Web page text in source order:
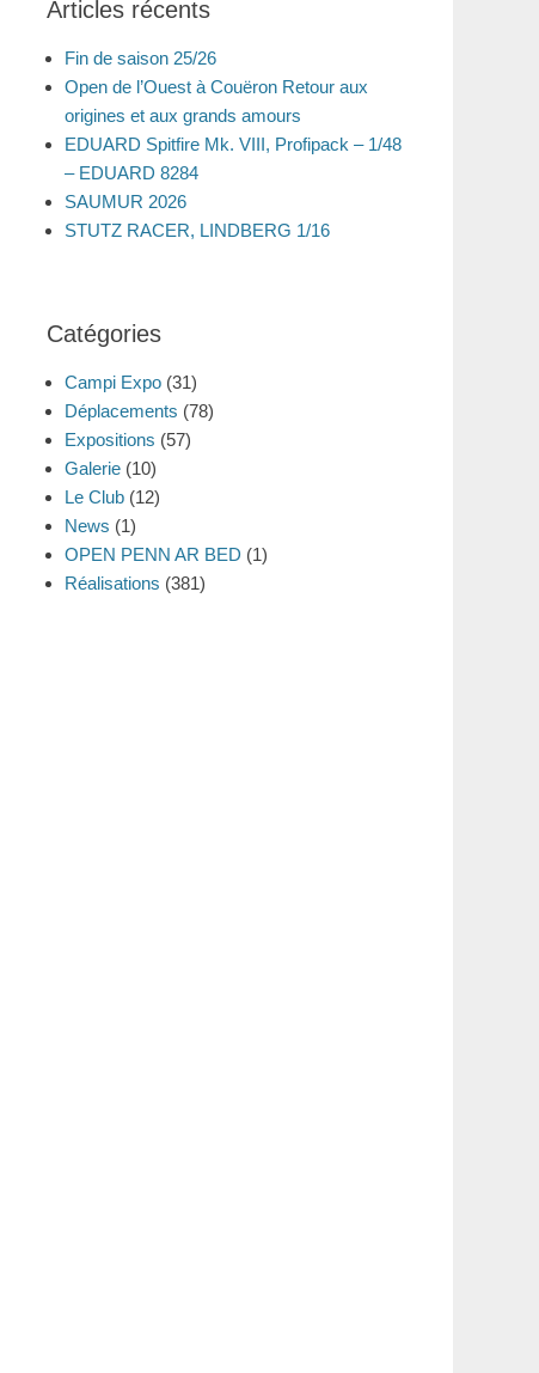
Articles récents
Fin de saison 25/26
Open de l’Ouest à Couëron Retour aux
origines et aux grands amours
EDUARD Spitfire Mk. VIII, Profipack – 1/48
– EDUARD 8284
SAUMUR 2026
STUTZ RACER, LINDBERG 1/16
Catégories
Campi Expo (31)
Déplacements (78)
Expositions (57)
Galerie (10)
Le Club (12)
News (1)
OPEN PENN AR BED (1)
Réalisations (381)